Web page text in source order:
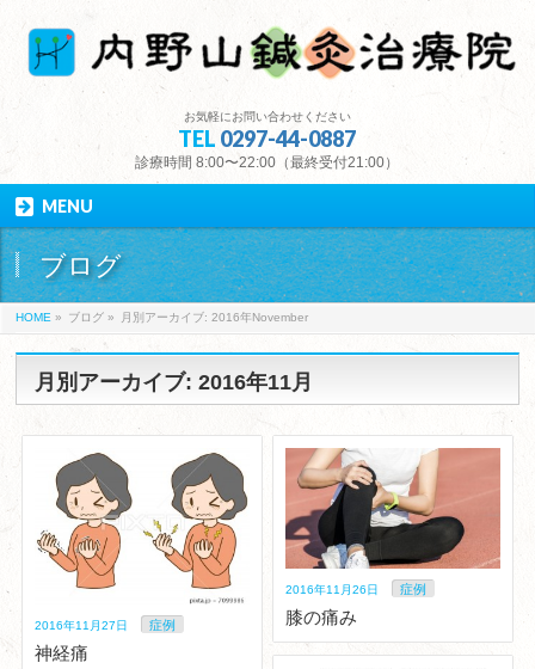
お気軽にお問い合わせください
TEL 0297-44-0887
診療時間 8:00〜22:00（最終受付21:00）
MENU
ブログ
HOME » ブログ » 月別アーカイブ: 2016年November
月別アーカイブ: 2016年11月
2016年11月27日 症例
神経痛
2016年11月26日 症例
膝の痛み